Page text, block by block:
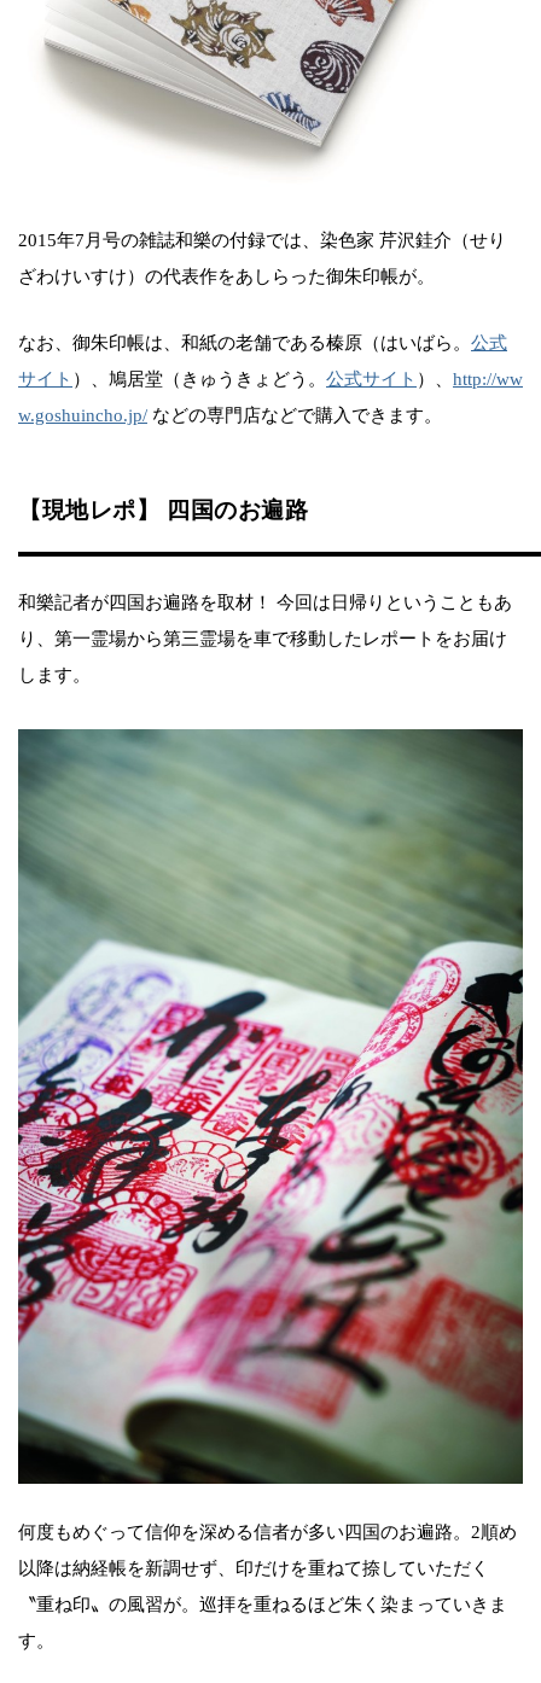
2015年7月号の雑誌和樂の付録では、染色家 芹沢銈介（せり
ざわけいすけ）の代表作をあしらった御朱印帳が。
なお、御朱印帳は、和紙の老舗である榛原（はいばら。 公式
サイト ）、鳩居堂（きゅうきょどう。 公式サイト ）、 http://ww
w.goshuincho.jp/ などの専門店などで購入できます。
【現地レポ】 四国のお遍路
和樂記者が四国お遍路を取材！ 今回は日帰りということもあ
り、第一霊場から第三霊場を車で移動したレポートをお届け
します。
何度もめぐって信仰を深める信者が多い四国のお遍路。2順め
以降は納経帳を新調せず、印だけを重ねて捺していただく
〝重ね印〟の風習が。巡拝を重ねるほど朱く染まっていきま
す。